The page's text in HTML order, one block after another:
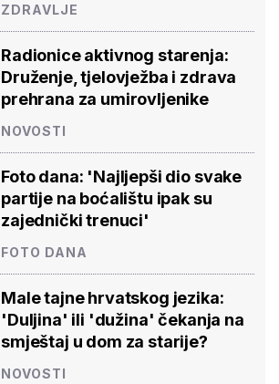
ZDRAVLJE
Radionice aktivnog starenja:
Druženje, tjelovježba i zdrava
prehrana za umirovljenike
NOVOSTI
Foto dana: 'Najljepši dio svake
partije na boćalištu ipak su
zajednički trenuci'
FOTO DANA
Male tajne hrvatskog jezika:
'Duljina' ili 'dužina' čekanja na
smještaj u dom za starije?
NOVOSTI